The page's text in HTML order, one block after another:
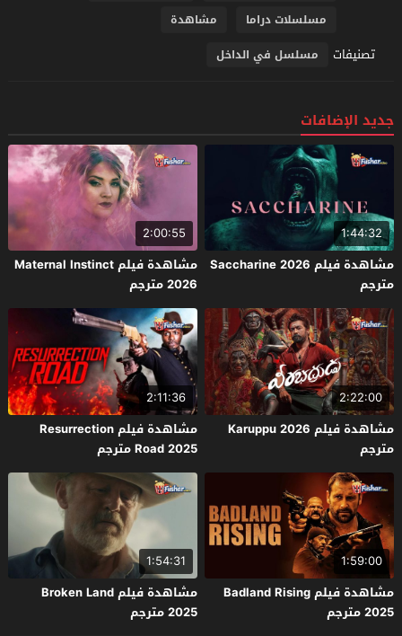
مسلسلات دراما
مشاهدة
تصنيفات مسلسل في الداخل
جديد الإضافات
1:44:32
مشاهدة فيلم Saccharine 2026
مترجم
2:00:55
مشاهدة فيلم Maternal Instinct
2026 مترجم
2:22:00
مشاهدة فيلم Karuppu 2026
مترجم
2:11:36
مشاهدة فيلم Resurrection
Road 2025 مترجم
1:59:00
مشاهدة فيلم Badland Rising
2025 مترجم
1:54:31
مشاهدة فيلم Broken Land
2025 مترجم